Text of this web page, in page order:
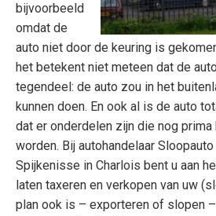
bijvoorbeeld
omdat de
auto niet door de keuring is
het betekent niet meteen dat de
tegendeel: de auto zou in het
kunnen doen. En ook al is de auto
dat er onderdelen zijn die nog prima
worden. Bij autohandelaar
Spijkenisse in Charlois bent u aan
laten taxeren en verkopen van uw
plan ook is – exporteren of slopen